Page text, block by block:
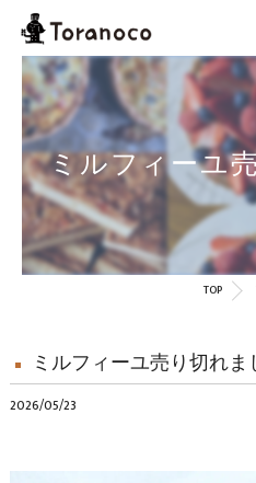
ミルフィーユ
TOP
ミルフィーユ売り切れま
2026/05/23